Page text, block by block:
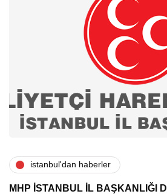
i̇stanbul'dan haberler
MHP İSTANBUL İL BAŞKANLIĞI